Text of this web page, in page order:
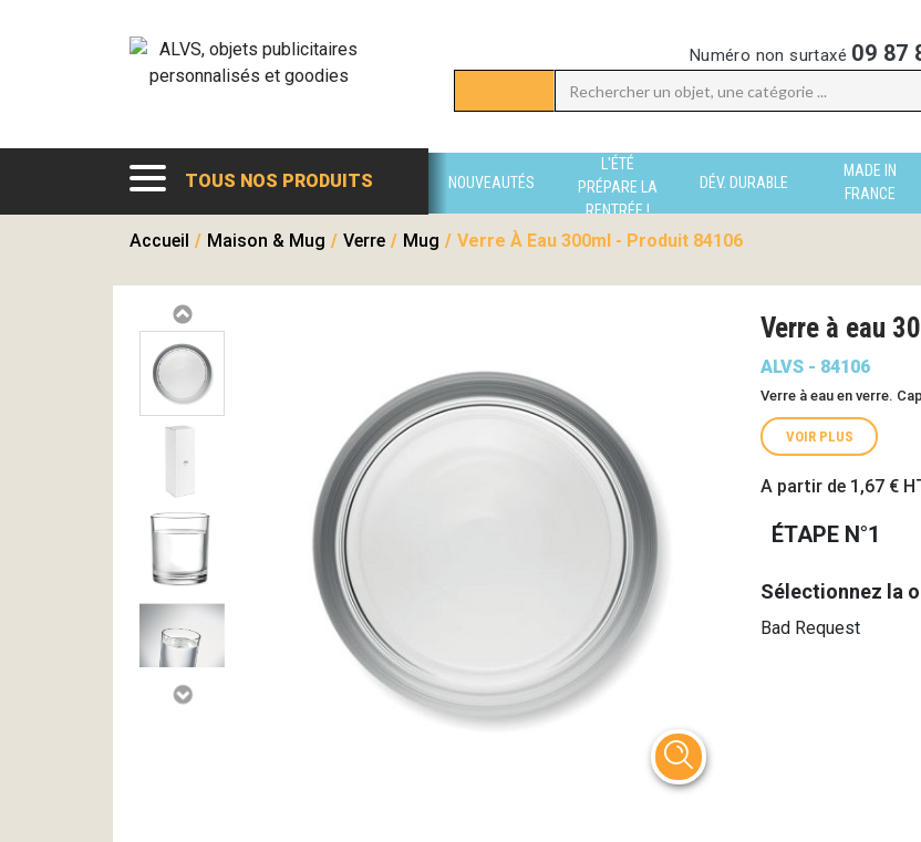
Numéro non surtaxé 09 87
TOUS NOS PRODUITS NOUVEAUTÉS
L'ÉTÉ
PRÉPARE LA
RENTRÉE !
DÉV. DURABLE
MADE IN
FRANCE
Accueil / Maison & Mug / Verre / Mug / Verre À Eau 300ml - Produit 84106
Verre à eau
ALVS - 84106
Verre à eau en verre.
VOIR PLUS
A partir de 1,67 €
ÉTAPE N°1
Sélectionnez la
Bad Request